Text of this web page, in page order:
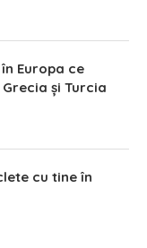
Europa ce
și Turcia
cu tine în